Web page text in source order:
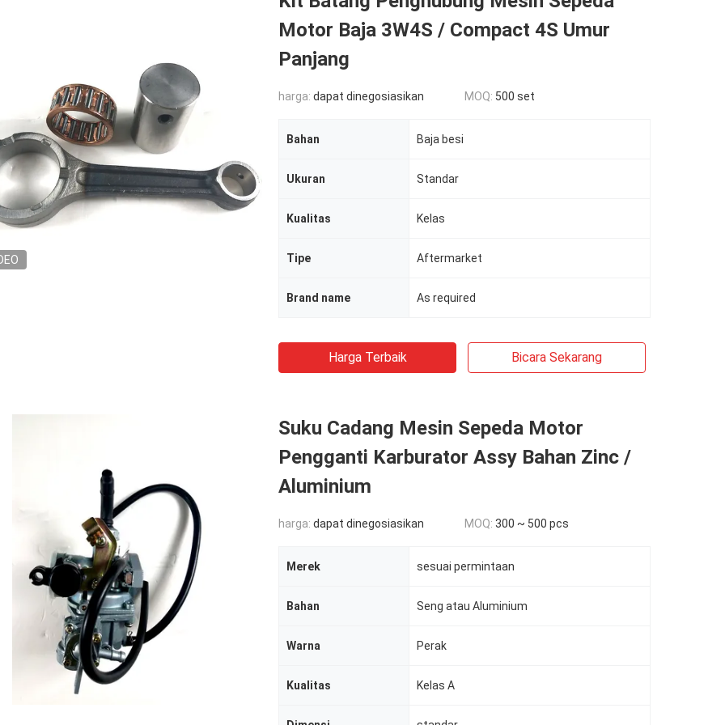
Motor Baja 3W4S / Compact 4S Umur
Panjang
harga: dapat dinegosiasikan MOQ: 500 set
Bahan Baja besi
Ukuran Standar
Kualitas Kelas
Tipe Aftermarket
Brand name As required
Harga Terbaik Bicara Sekarang
Suku Cadang Mesin Sepeda Motor
Pengganti Karburator Assy Bahan Zinc /
Aluminium
harga: dapat dinegosiasikan MOQ: 300 ~ 500 pcs
Merek sesuai permintaan
Bahan Seng atau Aluminium
Warna Perak
Kualitas Kelas A